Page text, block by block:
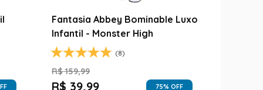
Fantasia Abbey Bominable Luxo
Infantil - Monster High
(8)
R$ 159,99
R$ 39,99 75% OFF